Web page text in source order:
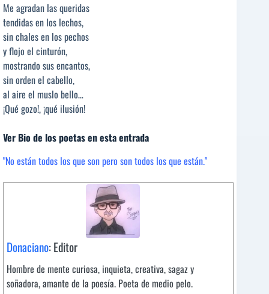
Me agradan las queridas
tendidas en los lechos,
sin chales en los pechos
y flojo el cinturón,
mostrando sus encantos,
sin orden el cabello,
al aire el muslo bello…
¡Qué gozo!, ¡qué ilusión!
Ver Bio de los poetas en esta entrada
"No están todos los que son pero son todos los que están."
Donaciano: Editor
Hombre de mente curiosa, inquieta, creativa, sagaz y
soñadora, amante de la poesía. Poeta de medio pelo.